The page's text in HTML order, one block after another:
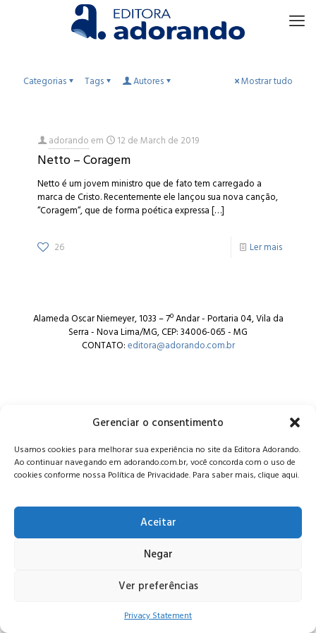
Gerenciar o consentimento
Usamos cookies para melhorar sua experiência no site da Editora Adorando.
Ao continuar navegando em adorando.com.br, você concorda com o uso de
cookies conforme nossa Política de Privacidade. Para saber mais, clique aqui.
Aceitar
Negar
Ver preferências
Privacy Statement
Categorias Tags Autores Mostrar tudo
adorandoem 12 de March de 2019
Netto – Coragem
Netto é um jovem ministro que de fato tem carregado a
marca de Cristo. Recentemente ele lançou sua nova canção,
“Coragem“, que de forma poética expressa[…]
26 Ler mais
Alameda Oscar Niemeyer, 1033 – 7º Andar - Portaria 04, Vila da
Serra - Nova Lima/MG, CEP: 34006-065 - MG
CONTATO:editora@adorando.com.br
© Editora Adorando 2026. Todos os direitos reservados.
Consulte nossapolítica de privacidade.